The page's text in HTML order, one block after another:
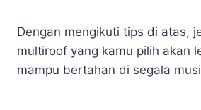
Dengan mengikuti tips di atas,
multiroof yang kamu pilih akan
mampu bertahan di segala